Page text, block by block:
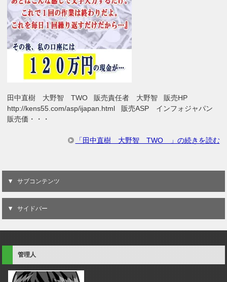
田中直樹 大野智 TWO 販売責任者 大野智 販売HP
http://kens55.com/asp/ijapan.html 販売ASP インフォジャパン
販売価・・・
「田中直樹 大野智 TWO 」の続きを読む
サブコンテンツ
サイドバー
管理人